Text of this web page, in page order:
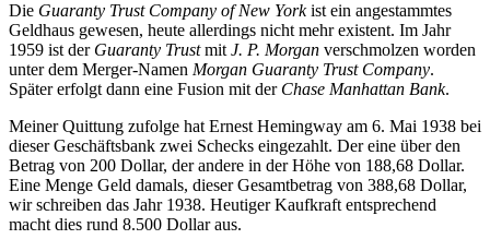
Die Guaranty Trust Company of New Yorkist ein angestammtes
Geldhaus gewesen, heute allerdings nicht mehr existent. Im Jahr
1959 ist der Guaranty Trustmit J. P. Morgan verschmolzen worden
unter dem Merger-Namen Morgan Guaranty Trust Company.
Später erfolgt dann eine Fusion mit der Chase Manhattan Bank.
Meiner Quittung zufolge hat Ernest Hemingway am 6. Mai 1938 bei
dieser Geschäftsbank zwei Schecks eingezahlt. Der eine über den
Betrag von 200 Dollar, der andere in der Höhe von 188,68 Dollar.
Eine Menge Geld damals, dieser Gesamtbetrag von 388,68 Dollar,
wir schreiben das Jahr 1938. Heutiger Kaufkraft entsprechend
macht dies rund 8.500 Dollar aus.